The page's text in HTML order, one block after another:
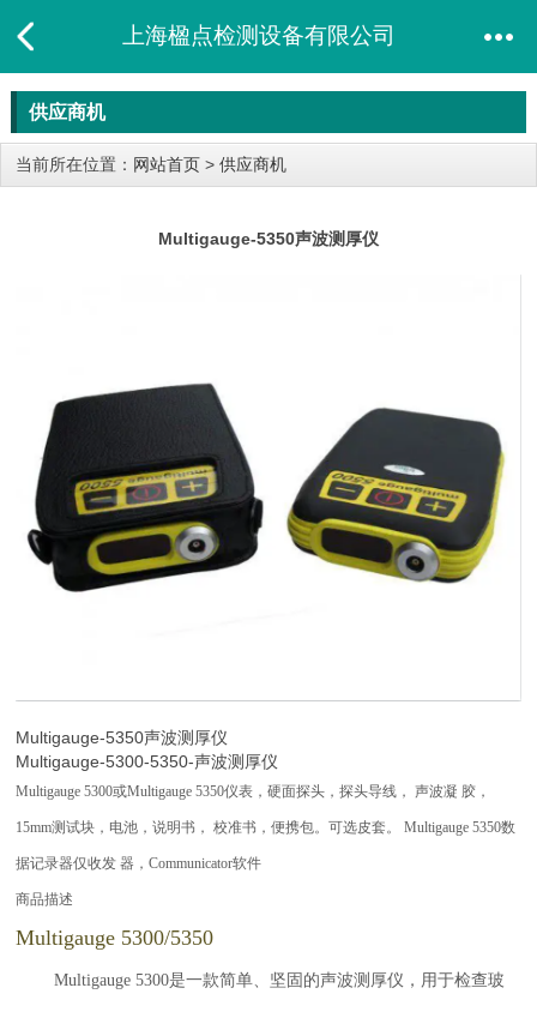
上海楹点检测设备有限公司
供应商机
当前所在位置： 网站首页 > 供应商机
Multigauge-5350声波测厚仪
Multigauge-5350声波测厚仪
Multigauge-5300-5350-声波测厚仪
Multigauge 5300或Multigauge 5350仪表，硬面探头，探头导线， 声波凝 胶，
15mm测试块，电池，说明书， 校准书，便携包。可选皮套。 Multigauge 5350数
据记录器仅收发 器，Communicator软件
商品描述
Multigauge 5300/5350
Multigauge 5300是一款简单、坚固的声波测厚仪，用于检查玻